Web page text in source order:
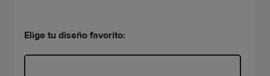
Elige tu diseño favorito: